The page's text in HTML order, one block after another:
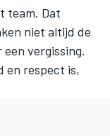
team. Dat
niet altijd de
vergissing.
en respect is,